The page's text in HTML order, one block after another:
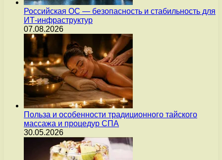
Российская ОС — безопасность и стабильность для
ИТ-инфраструктур
07.08.2026
Польза и особенности традиционного тайского
массажа и процедур СПА
30.05.2026